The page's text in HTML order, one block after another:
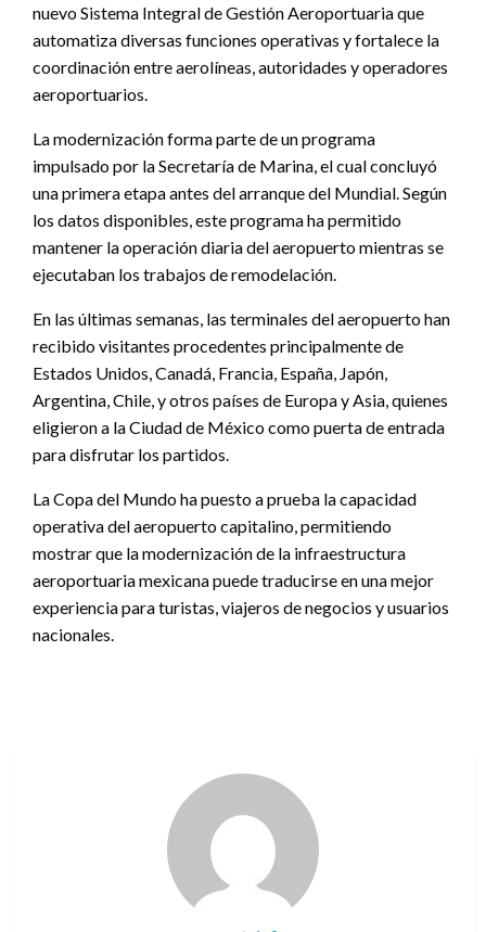
nuevo Sistema Integral de Gestión Aeroportuaria que
automatiza diversas funciones operativas y fortalece la
coordinación entre aerolíneas, autoridades y operadores
aeroportuarios.
La modernización forma parte de un programa
impulsado por la Secretaría de Marina, el cual concluyó
una primera etapa antes del arranque del Mundial. Según
los datos disponibles, este programa ha permitido
mantener la operación diaria del aeropuerto mientras se
ejecutaban los trabajos de remodelación.
En las últimas semanas, las terminales del aeropuerto han
recibido visitantes procedentes principalmente de
Estados Unidos, Canadá, Francia, España, Japón,
Argentina, Chile, y otros países de Europa y Asia, quienes
eligieron a la Ciudad de México como puerta de entrada
para disfrutar los partidos.
La Copa del Mundo ha puesto a prueba la capacidad
operativa del aeropuerto capitalino, permitiendo
mostrar que la modernización de la infraestructura
aeroportuaria mexicana puede traducirse en una mejor
experiencia para turistas, viajeros de negocios y usuarios
nacionales.